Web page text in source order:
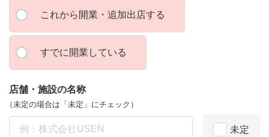
これから開業・追加出店する
すでに開業している
店舗・施設の名称
（未定の場合は「未定」にチェック）
未定